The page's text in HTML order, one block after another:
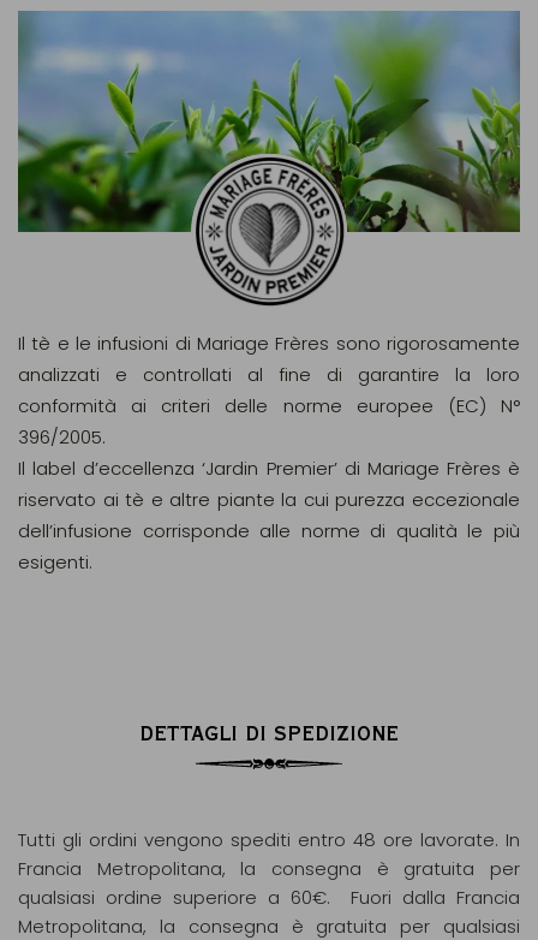
Il tè e le infusioni di Mariage Frères sono rigorosamente
analizzati e controllati al fine di garantire la loro
conformità ai criteri delle norme europee (EC) N°
396/2005.
Il label d’eccellenza ‘Jardin Premier’ di Mariage Frères è
riservato ai tè e altre piante la cui purezza eccezionale
dell’infusione corrisponde alle norme di qualità le più
esigenti.
DETTAGLI DI SPEDIZIONE
Tutti gli ordini vengono spediti entro 48 ore lavorate. In
Francia Metropolitana, la consegna è gratuita per
qualsiasi ordine superiore a 60€. Fuori dalla Francia
Metropolitana, la consegna è gratuita per qualsiasi